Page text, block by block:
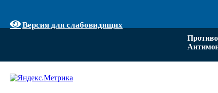
Версия для слабовидящих